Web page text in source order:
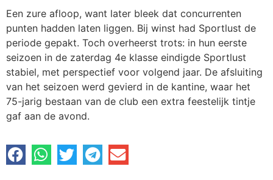
Een zure afloop, want later bleek dat concurrenten
punten hadden laten liggen. Bij winst had Sportlust de
periode gepakt. Toch overheerst trots: in hun eerste
seizoen in de zaterdag 4e klasse eindigde Sportlust
stabiel, met perspectief voor volgend jaar. De afsluiting
van het seizoen werd gevierd in de kantine, waar het
75-jarig bestaan van de club een extra feestelijk tintje
gaf aan de avond.